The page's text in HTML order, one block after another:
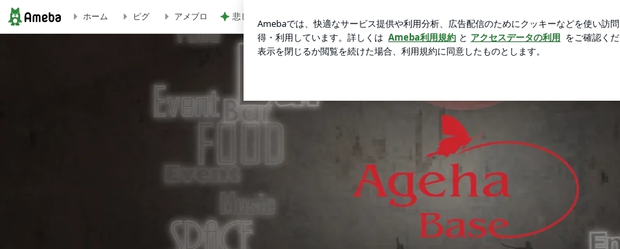
ホーム ピグ アメブロ 悲しい日に貰い幸せになった贈り物